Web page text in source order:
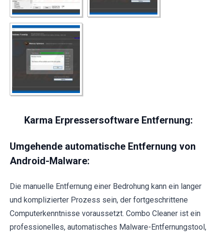
Karma Erpressersoftware Entfernung:
Umgehende automatische Entfernung von
Android-Malware:
Die manuelle Entfernung einer Bedrohung kann ein langer
und komplizierter Prozess sein, der fortgeschrittene
Computerkenntnisse voraussetzt. Combo Cleaner ist ein
professionelles, automatisches Malware-Entfernungstool,